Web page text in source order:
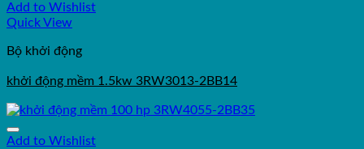
Add to Wishlist
Quick View
Bộ khởi động
khởi động mềm 1.5kw 3RW3013-2BB14
Add to Wishlist